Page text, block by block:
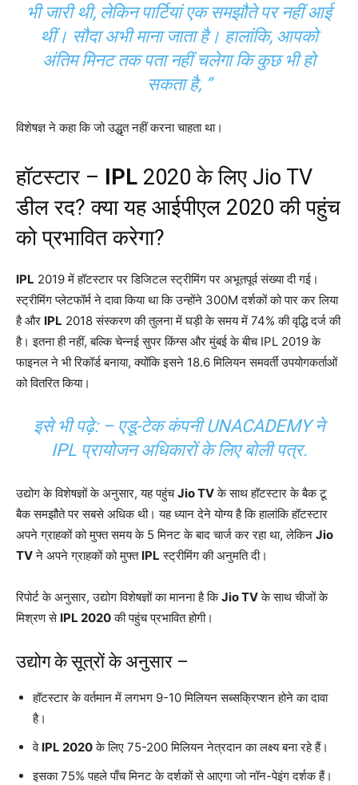
भी जारी थी, लेकिन पार्टियां एक समझौते पर नहीं आई
थीं। सौदा अभी माना जाता है। हालांकि, आपको
अंतिम मिनट तक पता नहीं चलेगा कि कुछ भी हो
सकता है, ”
विशेषज्ञ ने कहा कि जो उद्धृत नहीं करना चाहता था।
हॉटस्टार – IPL 2020 के लिए Jio TV
डील रद? क्या यह आईपीएल 2020 की पहुंच
को प्रभावित करेगा?
IPL 2019 में हॉटस्टार पर डिजिटल स्ट्रीमिंग पर अभूतपूर्व संख्या दी गई।
स्ट्रीमिंग प्लेटफॉर्म ने दावा किया था कि उन्होंने 300M दर्शकों को पार कर लिया
है और IPL 2018 संस्करण की तुलना में घड़ी के समय में 74% की वृद्धि दर्ज की
है। इतना ही नहीं, बल्कि चेन्नई सुपर किंग्स और मुंबई के बीच IPL 2019 के
फाइनल ने भी रिकॉर्ड बनाया, क्योंकि इसने 18.6 मिलियन समवर्ती उपयोगकर्ताओं
को वितरित किया।
इसे भी पढ़े: – एडू-टेक कंपनी UNACADEMY ने
IPL प्रायोजन अधिकारों के लिए बोली पत्र.
उद्योग के विशेषज्ञों के अनुसार, यह पहुंचJio TVके साथ हॉटस्टार के बैक टू
बैक समझौते पर सबसे अधिक थी। यह ध्यान देने योग्य है कि हालांकि हॉटस्टार
अपने ग्राहकों को मुफ्त समय के 5 मिनट के बाद चार्ज कर रहा था, लेकिन Jio
TVने अपने ग्राहकों को मुफ्त IPL स्ट्रीमिंग की अनुमति दी।
रिपोर्ट के अनुसार, उद्योग विशेषज्ञों का मानना ​​है किJio TVके साथ चीजों के
मिश्रण से IPL 2020की पहुंच प्रभावित होगी।
उद्योग के सूत्रों के अनुसार –
हॉटस्टार के वर्तमान में लगभग 9-10 मिलियन सब्सक्रिप्शन होने का दावा
है।
वे IPL 2020के लिए 75-200 मिलियन नेत्रदान का लक्ष्य बना रहे हैं।
इसका 75% पहले पाँच मिनट के दर्शकों से आएगा जो नॉन-पेइंग दर्शक हैं।